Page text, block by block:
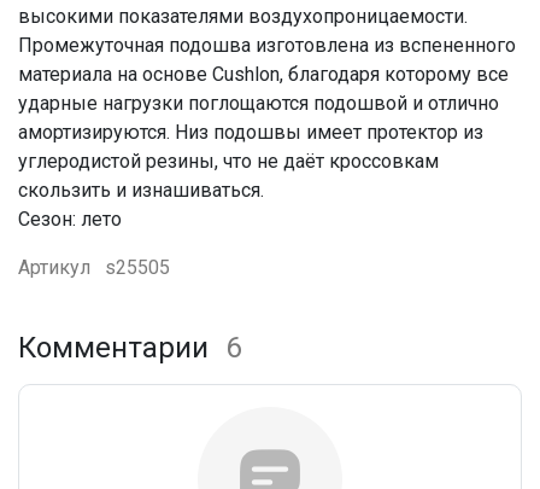
высокими показателями воздухопроницаемости.
Промежуточная подошва изготовлена из вспененного
материала на основе Cushlon, благодаря которому все
ударные нагрузки поглощаются подошвой и отлично
амортизируются. Низ подошвы имеет протектор из
углеродистой резины, что не даёт кроссовкам
скользить и изнашиваться.
Сезон: лето
Артикул s25505
Комментарии 6